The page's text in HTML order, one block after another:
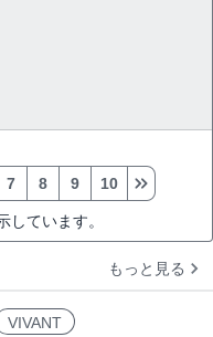
しています。
7 8 9 10
もっと見る
VIVANT